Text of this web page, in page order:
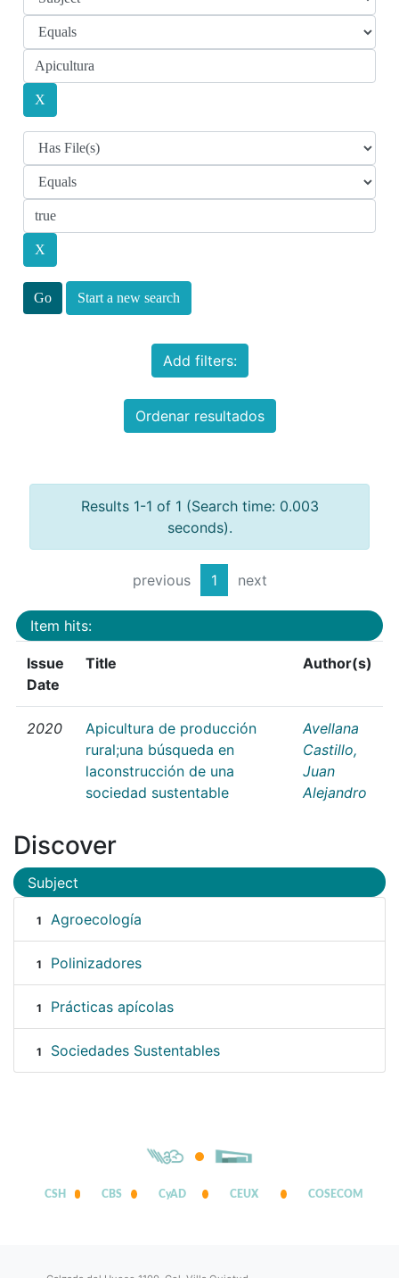
Start a new search
Add filters:
Ordenar resultados
Results 1-1 of 1 (Search time: 0.003
seconds).
previous 1 next
Item hits:
Issue
Date
Title Author(s)
2020
Apicultura de producción
rural;una búsqueda en
laconstrucción de una
sociedad sustentable
Avellana
Castillo,
Juan
Alejandro
Discover
Subject
1 Agroecología
1 Polinizadores
1 Prácticas apícolas
1 Sociedades Sustentables
CSH CBS CyAD CEUX COSECOM